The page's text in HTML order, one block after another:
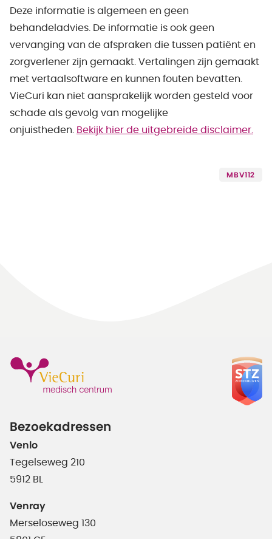
Deze informatie is algemeen en geen
behandeladvies. De informatie is ook geen
vervanging van de afspraken die tussen patiënt en
zorgverlener zijn gemaakt. Vertalingen zijn gemaakt
met vertaalsoftware en kunnen fouten bevatten.
VieCuri kan niet aansprakelijk worden gesteld voor
schade als gevolg van mogelijke
onjuistheden.
Bekijk hier de uitgebreide disclaimer.
MBV112
Bezoekadressen
Venlo
Tegelseweg 210
5912 BL
Venray
Merseloseweg 130